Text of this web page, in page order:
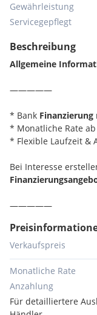
Gewährleistung
Servicegepflegt
Beschreibung
Allgemeine
—————
* Bank Finanzierung
* Monatliche Rate ab
* Flexible Laufzeit &
Bei Interesse
—————
* PrivatFinanzierung
* Monatliche Rate
* hohe Anzahlung
* Absicherung per
* Dokumente bleiben
—————
Verkaufspreis
Monatliche Rate
Anzahlung
Für detailliertere